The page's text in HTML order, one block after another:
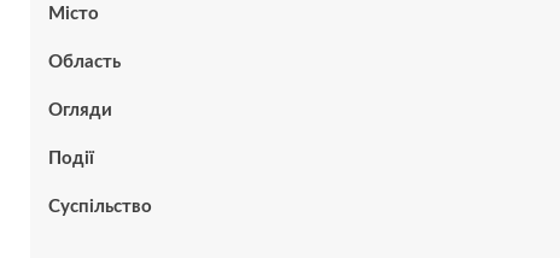
Місто
Область
Огляди
Події
Суспільство